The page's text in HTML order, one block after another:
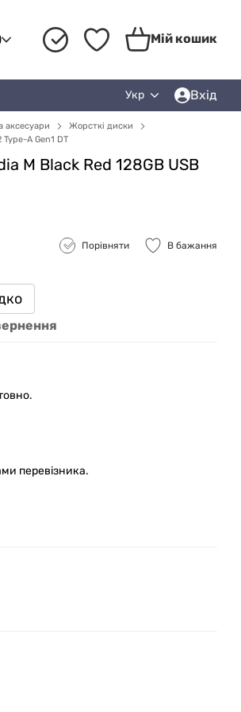
Мій кошик
Укр Вхід
аксесуари
Жорсткі диски
A Gen1 DT
M Black Red 128GB USB
Порівняти В бажання
перевізника.